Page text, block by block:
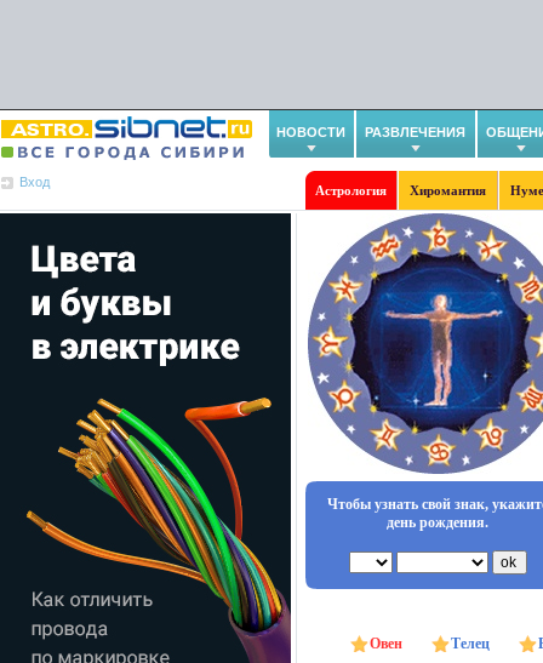
НОВОСТИ РАЗВЛЕЧЕНИЯ
Вход
Астрология Хиромантия
Чтобы узнать свой знак,
день рождения.
Овен Телец